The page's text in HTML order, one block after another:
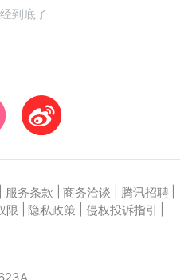
样一个个找名片了。
到底了
服务条款 商务洽谈 腾讯招聘
限 隐私政策 侵权投诉指引